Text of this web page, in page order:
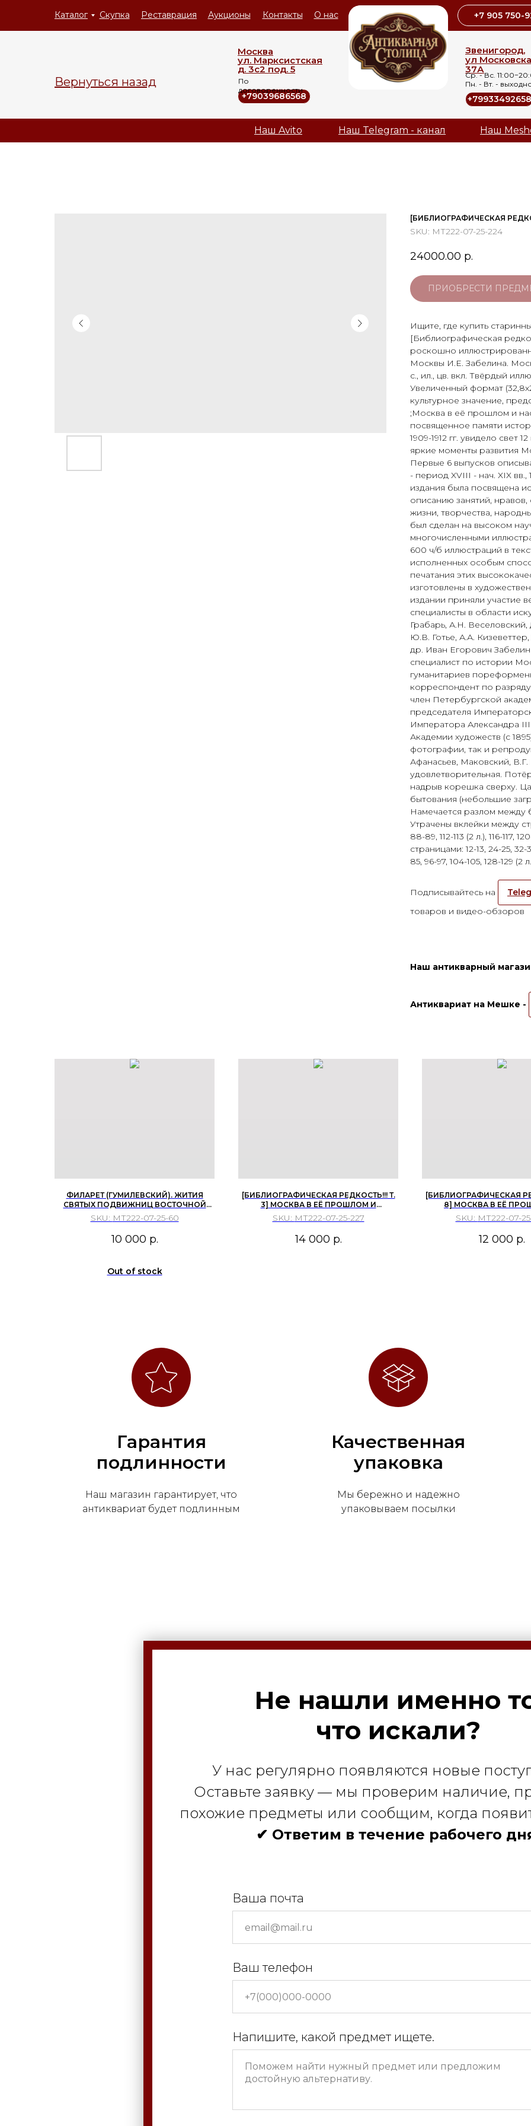
Аукционы
Реставрация
Скупка Контакты О нас
Каталог
Москва
ул. Марксистская
д. 3с2 под. 5
+79039686568
По
договоренности
+7 905 750-
Вернуться назад
Звенигород,
ул
37А
Ср. - Вс.
Пн. - Вт. -
+79933492658
Наш
Наш Avito Наш Telegram - канал
[БИБЛИОГРАФИЧЕСКАЯ
SKU: МТ222-07-25-224
24000.00 р.
ПРИОБРЕСТИ
Ищите, где купить
[Библиографическая
роскошно
Москвы И.Е. Забелина.
с., ил., цв. вкл. Твёрдый
Увеличенный формат
культурное значение,
;Москва в её прошлом и
посвященное памяти
1909-1912 гг. увидело свет
яркие моменты развития
Первые 6 выпусков
- период XVIII - нач. XIX вв.,
издания была посвящена
описанию занятий,
жизни, творчества,
был сделан на высоком
многочисленными
600 ч/б иллюстраций в
исполненных особым
печатания этих
изготовлены в
издании приняли участие
специалисты в области
Грабарь, А.Н.
Ю.В. Готье, А.А.
др. Иван Егорович Забелин
специалист по истории
гуманитариев
корреспондент по
член Петербургской
председателя
Императора Александра
Академии художеств (с
фотографии, так и
Афанасьев, Маковский,
удовлетворительная.
надрыв корешка сверху.
бытования (небольшие
Намечается разлом между
Утрачены вклейки между
88-89, 112-113 (2 л.), 116-117,
страницами: 12-13, 24-25,
85, 96-97, 104-105, 128-
Подписывайтесь на
товаров и видео-обзоров
Наш антикварный
Антиквариат на Мешке -
ФИЛАРЕТ (ГУМИЛЕВСКИЙ). ЖИТИЯ
СВЯТЫХ ПОДВИЖНИЦ ВОСТОЧНОЙ
ЦЕРКВИ. С ИЗОБРАЖЕНИЯМИ СВЯТЫХ ...
SKU: МТ222-07-25-60
10 000 р.
Out of stock
[БИБЛИОГРАФИЧЕСКАЯ РЕДКОСТЬ!!! Т.
3] МОСКВА В ЕЁ ПРОШЛОМ И
НАСТОЯЩЕМ
SKU: МТ222-07-25-227
14 000 р.
[БИБЛИОГРАФИЧЕСКАЯ
8] МОСКВА В ЕЁ
НАСТОЯЩЕМ
SKU: МТ222-07-
12 000 р.
Гарантия
подлинности
Наш магазин гарантирует, что
антиквариат будет подлинным
Качественная
упаковка
Мы бережно и надежно
упаковываем посылки
Не нашли именно
что искали?
У нас регулярно появляются новые
Оставьте заявку — мы проверим наличие,
похожие предметы или сообщим, когда
✔ Ответим в течение рабочего
Ваша почта
Ваш телефон
Напишите, какой предмет ищете.